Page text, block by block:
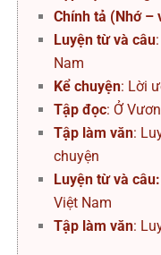
Chính tả (Nhớ –
Luyện từ và câu
Nam
Kể chuyện: Lời
Tập đọc: Ở
Tập làm văn:
chuyện
Luyện từ và câu:
Việt Nam
Tập làm văn: